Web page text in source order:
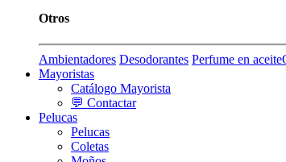
Otros
Ambientadores Desodorantes Perfume en aceite
Mayoristas
Catálogo Mayorista
💬 Contactar
Pelucas
Pelucas
Coletas